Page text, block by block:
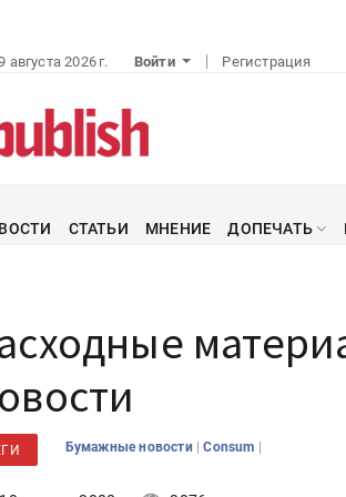
августа 2026 г. Войти Регистрация
СТАТЬИ МНЕНИЕ ДОПЕЧАТЬ
Бумажные новости |Consum |